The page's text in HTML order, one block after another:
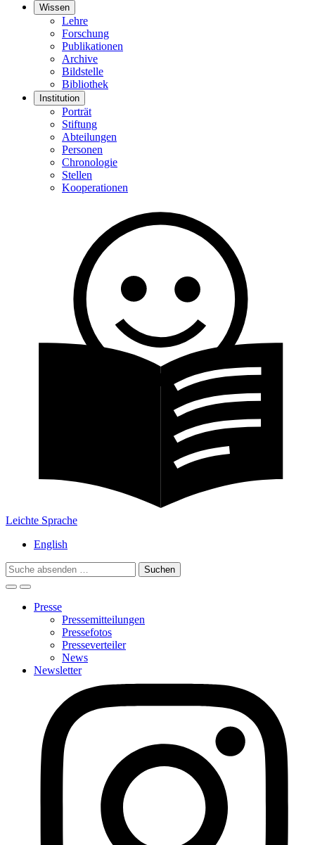
Wissen
Lehre
Forschung
Publikationen
Archive
Bildstelle
Bibliothek
Institution
Porträt
Stiftung
Abteilungen
Personen
Chronologie
Stellen
Kooperationen
Leichte Sprache
English
Search
for:
Presse
Pressemitteilungen
Pressefotos
Presseverteiler
News
Newsletter